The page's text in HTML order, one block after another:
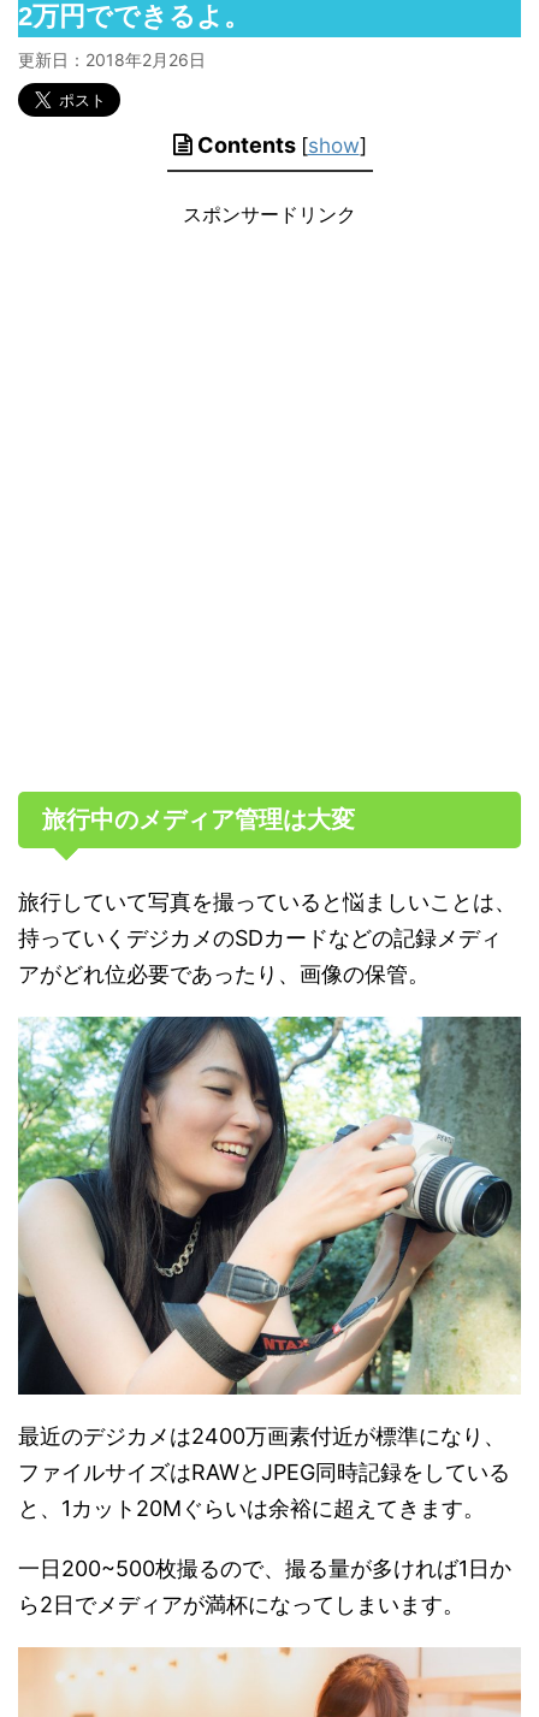
2万円でできるよ。
更新日： 2018年2月26日
Contents [show]
スポンサードリンク
旅行中のメディア管理は大変
旅行していて写真を撮っていると悩ましいことは、
持っていくデジカメのSDカードなどの記録メディ
アがどれ位必要であったり、画像の保管。
最近のデジカメは2400万画素付近が標準になり、
ファイルサイズはRAWとJPEG同時記録をしている
と、1カット20Mぐらいは余裕に超えてきます。
一日200~500枚撮るので、撮る量が多ければ1日か
ら2日でメディアが満杯になってしまいます。